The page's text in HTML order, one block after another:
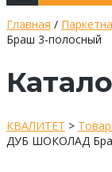
Главная /
Браш 3-полосный
КВАЛИТЕТ >
ДУБ ШОКОЛАД